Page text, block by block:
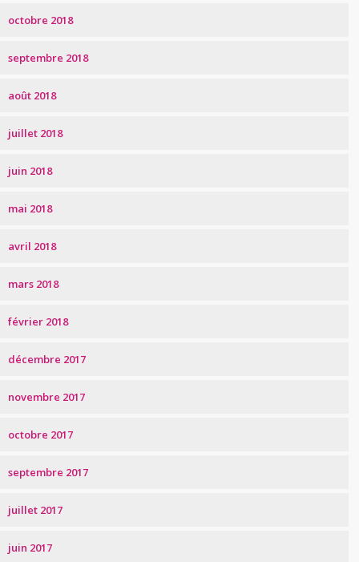
octobre 2018
septembre 2018
août 2018
juillet 2018
juin 2018
mai 2018
avril 2018
mars 2018
février 2018
décembre 2017
novembre 2017
octobre 2017
septembre 2017
juillet 2017
juin 2017